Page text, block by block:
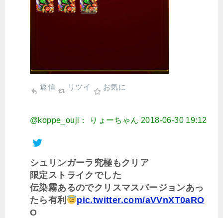
返信 リツイ お気に
@koppe_ouji： りょーちゃん 2018-06-30 19:12
シュリンガーラ究極もクリア
限定ストライクでした
伝染霧あるのでクリスマスバージョンあっ
たら有利
pic.twitter.com/aVVnXT0aRO
O